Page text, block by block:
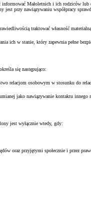
Małoletnich i ich rodziców
przy nawiązywaniu współpracy
traktować własność
w stanie, który zapewnia pełne
się następująco:
osobowym w stosunku do
jako nawiązywanie kontaktu innego
jest wyłącznie wtedy, gdy:
przyjętymi społecznie i przez